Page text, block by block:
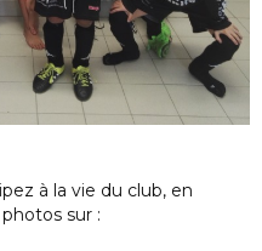
à la vie du club, en
sur :